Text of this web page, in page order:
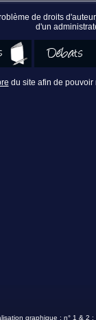
de droits
d'un
du site afin de
graphique : n° 1 & 2 :